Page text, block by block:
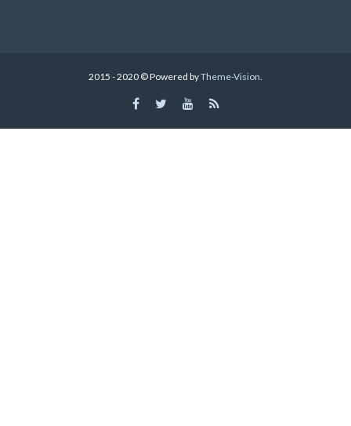
2015 - 2020 © Powered byTheme-Vision